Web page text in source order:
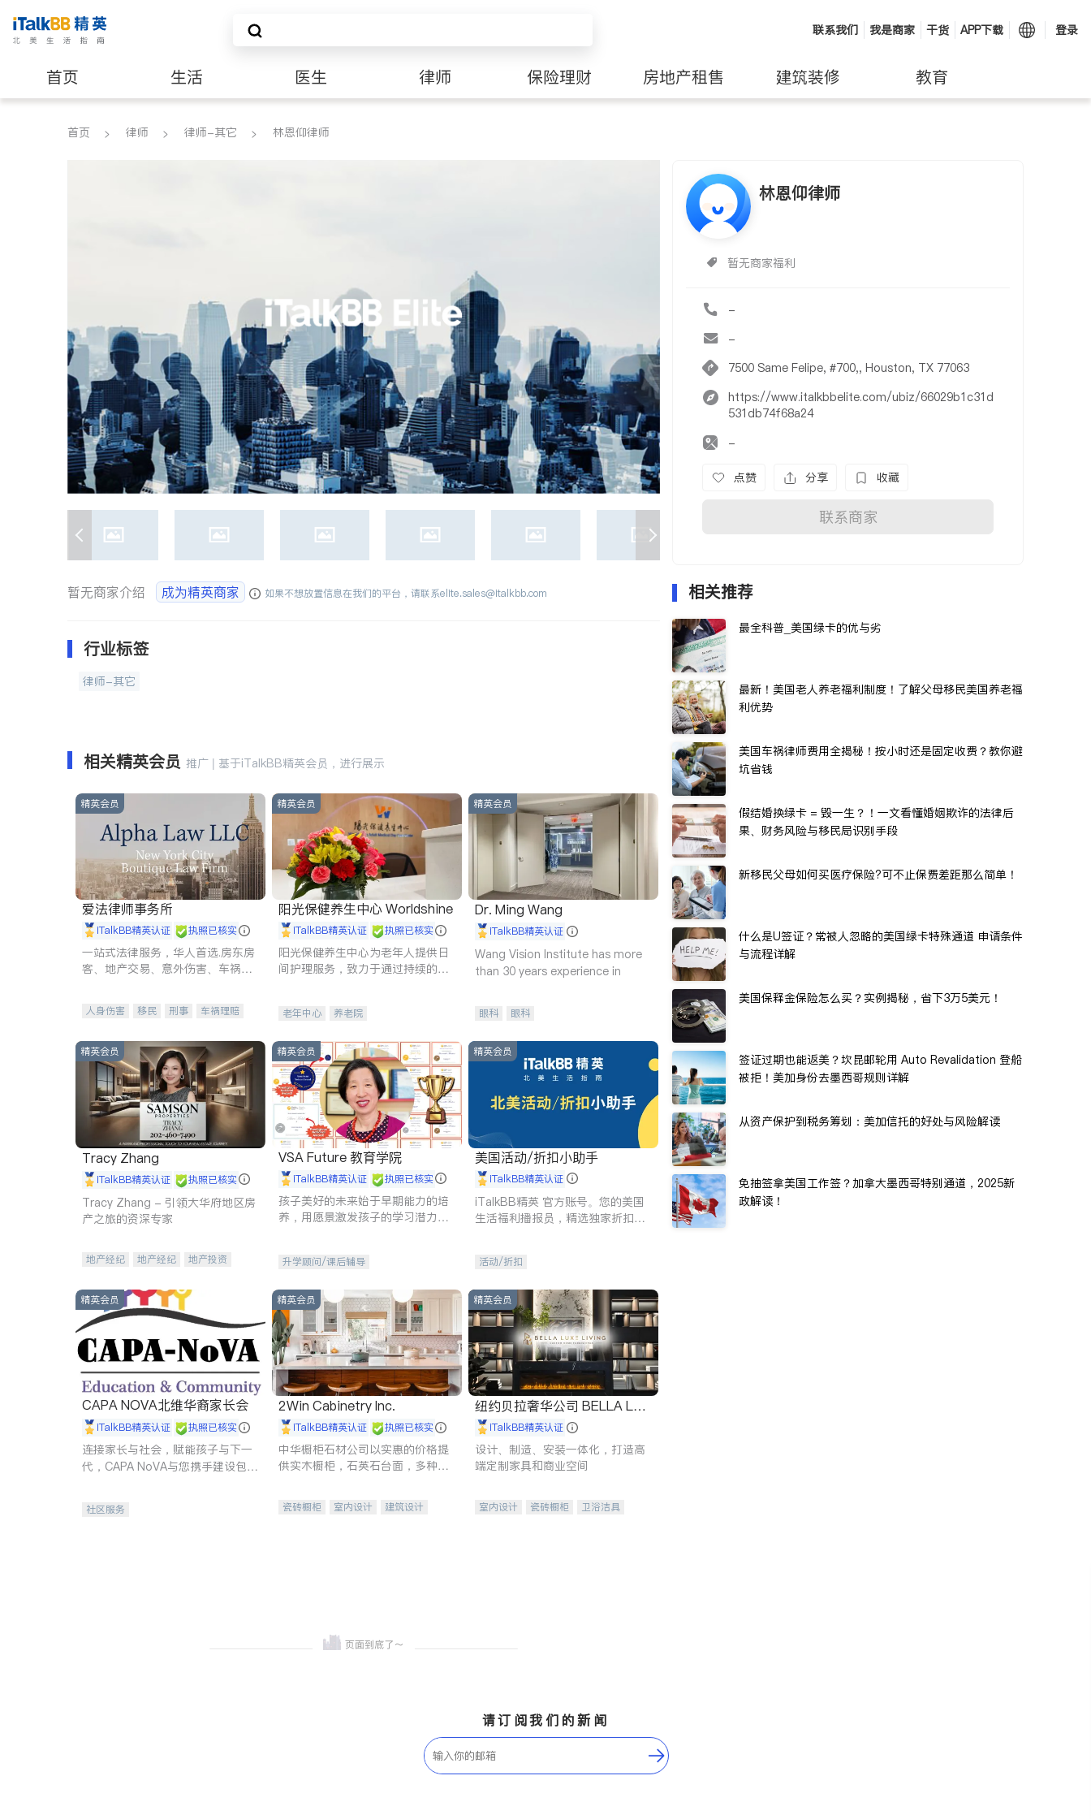
联系我们 我是商家 干货 APP下载 登录
首页 生活 医生 律师 保险理财 房地产租售 建筑装修 教育
养老 非盈利组织
首页 律师 律师-其它 林恩仰律师
林恩仰律师
暂无商家福利
-
-
7500 Same Felipe, #700,, Houston, TX 77063
https://www.italkbbelite.com/ubiz/66029b1c31d
531db74f68a24
-
点赞 分享 收藏
联系商家
暂无商家介绍 成为精英商家 如果不想放置信息在我们的平台，请联系elite.sales@italkbb.com
行业标签
律师-其它
相关精英会员 推广 | 基于iTalkBB精英会员，进行展示
精英会员
爱法律师事务所
iTalkBB精英认证 执照已核实
一站式法律服务，华人首选.房东房
客、地产交易、意外伤害、车祸重
人身伤害 移民 刑事
车祸理赔
商标注册
索赔 律师-其它 保释
精英会员
阳光保健养生中心 Worldshine
iTalkBB精英认证 执照已核实
阳光保健养生中心为老年人提供日
间护理服务，致力于通过持续的护
老年中心 养老院
精英会员
Dr. Ming Wang
iTalkBB精英认证
Wang Vision Institute has more
than 30 years experience in
眼科 眼科
精英会员
Tracy Zhang
iTalkBB精英认证 执照已核实
Tracy Zhang - 引领大华府地区房
产之旅的资深专家
地产经纪 地产经纪
地产投资
精英会员
VSA Future 教育学院
iTalkBB精英认证 执照已核实
孩子美好的未来始于早期能力的培
养，用愿景激发孩子的学习潜力和
升学顾问/课后辅导
精英会员
美国活动/折扣小助手
iTalkBB精英认证
iTalkBB精英 官方账号。您的美国
生活福利播报员，精选独家折扣、
活动/折扣
精英会员
CAPA NOVA北维华裔家长会
iTalkBB精英认证 执照已核实
连接家长与社会，赋能孩子与下一
代，CAPA NoVA与您携手建设包
社区服务
精英会员
2Win Cabinetry Inc.
iTalkBB精英认证 执照已核实
中华橱柜石材公司以实惠的价格提
供实木橱柜，石英石台面，多种优
机。品质厨房，家的选择。
瓷砖橱柜 室内设计
建筑设计
精英会员
纽约贝拉奢华公司 BELLA LUX
E iTalkBB精英认证
设计、制造、安装一体化，打造高
端定制家具和商业空间
室内设计 瓷砖橱柜
卫浴洁具
相关推荐
最全科普_美国绿卡的优与劣
最新！美国老人养老福利制度！了解父母移民美国养老福
利优势
美国车祸律师费用全揭秘！按小时还是固定收费？教你避
坑省钱
假结婚换绿卡 = 毁一生？！一文看懂婚姻欺诈的法律后
果、财务风险与移民局识别手段
新移民父母如何买医疗保险?可不止保费差距那么简单！
什么是U签证？常被人忽略的美国绿卡特殊通道 申请条件
与流程详解
美国保释金保险怎么买？实例揭秘，省下3万5美元！
签证过期也能返美？坎昆邮轮用 Auto Revalidation 登船
被拒！美加身份去墨西哥规则详解
从资产保护到税务筹划：美加信托的好处与风险解读
免抽签拿美国工作签？加拿大墨西哥特别通道，2025新
政解读！
请订阅我们的新闻